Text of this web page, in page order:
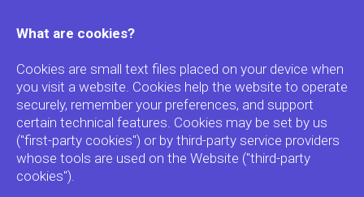
What are cookies?
Cookies are small text files placed on your device when
you visit a website. Cookies help the website to operate
securely, remember your preferences, and support
certain technical features. Cookies may be set by us
("first-party cookies") or by third-party service providers
whose tools are used on the Website ("third-party
cookies").